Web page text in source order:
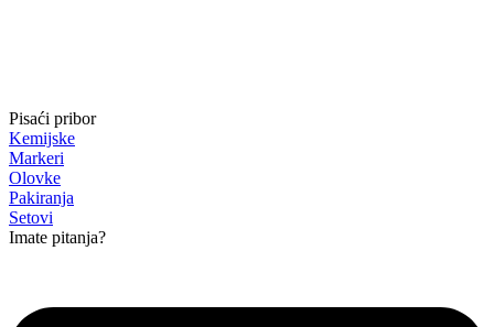
Pisaći pribor
Kemijske
Markeri
Olovke
Pakiranja
Setovi
Imate pitanja?